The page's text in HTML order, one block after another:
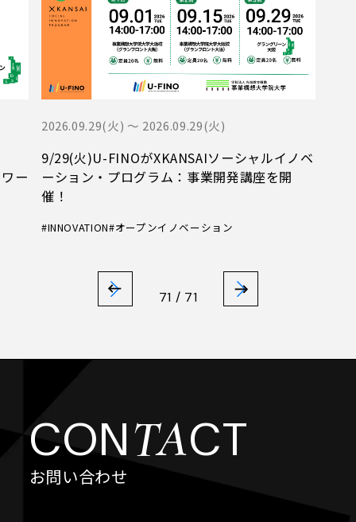
ー
2026.09.29(火) 〜 2026.09.29(火)
9/29(火)U-FINOがXKANSAIソーシャルイノベ
ーション・プログラム：事業開発講座を開
催！
#INNOVATION#オープンイノベーション
71 / 71
CONTACT
お問い合わせ